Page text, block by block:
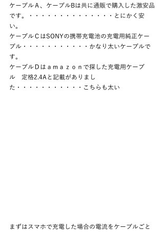
ケーブルＡ、ケーブルBは共に通販で購入した激安品
です。・・・・・・・・・・・・・・とにかく安
い。
ケーブルＣはSONYの携帯充電池の充電用純正ケー
ブル・・・・・・・・・・・かなり太いケーブルで
す。
ケーブルＤはａｍａｚｏｎで探した充電用ケーブ
ル　定格2.4Aと記載がありまし
た・・・・・・・・・・・こちらも太い
まずはスマホで充電した場合の電流をケーブルごと